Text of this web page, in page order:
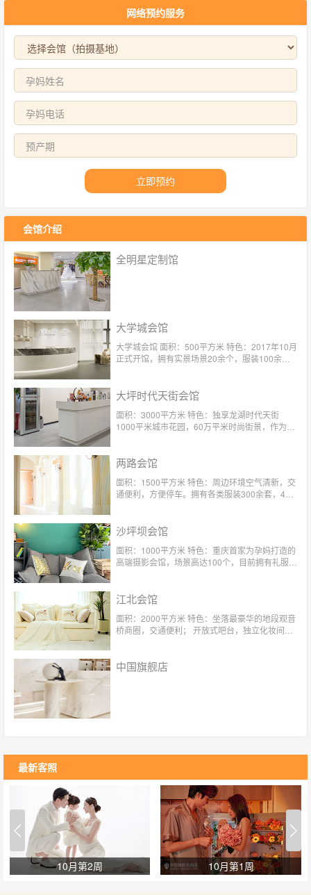
网络预约服务
立即预约
会馆介绍
全明星定制馆
大学城会馆
大学城会馆 面积：500平方米 特色：2017年10月
正式开馆，拥有实景场景20余个，服装100余
大坪时代天街会馆
面积：3000平方米 特色：独享龙湖时代天街
1000平米城市花园，60万平米时尚街景，作为玛
儿童天堂定制礼服，每季度更新。
两路会馆
面积：1500平方米 特色：周边环境空气清新，交
通便利，方便停车。拥有各类服装300余套，4对
沙坪坝会馆
面积：1000平方米 特色：重庆首家为孕妈打造的
高端摄影会馆，场景高达100个，目前拥有礼服
江北会馆
面积：2000平方米 特色：坐落最豪华的地段观音
桥商圈，交通便利； 开放式吧台，独立化妆间，
毒；
中国旗舰店
最新客照
10月第2周 10月第1周